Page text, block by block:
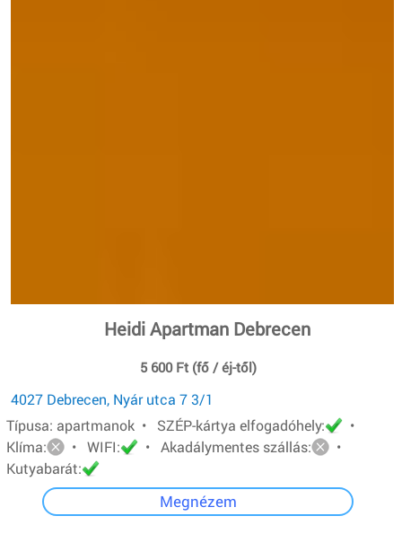
Heidi Apartman Debrecen
5 600 Ft (fő / éj-től)
4027 Debrecen, Nyár utca 7 3/1
Típusa: apartmanok • SZÉP-kártya elfogadóhely:
•
Klíma:
• WIFI: • Akadálymentes szállás:
•
Kutyabarát:
Megnézem